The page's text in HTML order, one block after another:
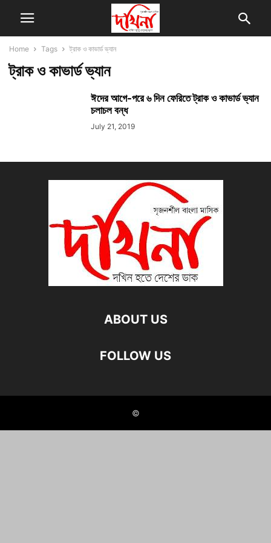
Home Tags ট্রাক ও কাভার্ড ভ্যান
ট্রাক ও কাভার্ড ভ্যান
ঈদের আগে-পরে ৬ দিন ফেরিতে ট্রাক ও কাভার্ড ভ্যান
চলাচল বন্ধ
July 21, 2019
ABOUT US
FOLLOW US
©